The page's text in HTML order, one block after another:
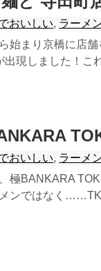
おいしい, ラーメ
始まり京橋に店
現しました！こ
おいしい, ラーメ
極BANKARA
ンではなく